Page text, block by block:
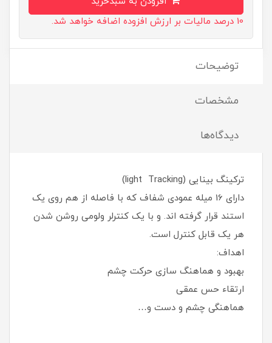
10 درصد مالیات بر ارزش افزوده اضافه خواهد شد.
توضیحات
مشخصات
دیدگاه‌ها
ترکینگ بینایی (light Tracking)
دارای 16 میله عمودی شفاف که با فاصله از هم روی یک
استند قرار گرفته اند. و با یک کنترلر ولومی روشن شدن
هر یک قابل کنترل است.
اهداف:
بهبود و هماهنگ سازی حرکت چشم
ارتقاء حس عمقی
هماهنگی چشم و دست و…